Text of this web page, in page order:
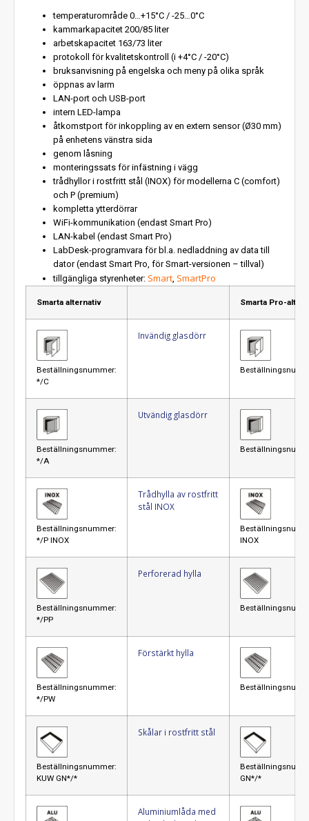
temperaturområde 0…+15°C / -25…0°C
kammarkapacitet 200/85 liter
arbetskapacitet 163/73 liter
protokoll för kvalitetskontroll (i +4°C / -20°C)
bruksanvisning på engelska och meny på olika språk
öppnas av larm
LAN-port och USB-port
intern LED-lampa
åtkomstport för inkoppling av en extern sensor (Ø30 mm)
på enhetens vänstra sida
genom låsning
monteringssats för infästning i vägg
trådhyllor i rostfritt stål (INOX) för modellerna C (comfort)
och P (premium)
kompletta ytterdörrar
WiFi-kommunikation (endast Smart Pro)
LAN-kabel (endast Smart Pro)
LabDesk-programvara för bl.a. nedladdning av data till
dator (endast Smart Pro, för Smart-versionen – tillval)
tillgängliga styrenheter: Smart, SmartPro
Smarta alternativ Smarta Pro-
Beställningsnummer:
*/C
Invändig glasdörr
Beställningsnummer:
*/A
Utvändig glasdörr
Beställningsnummer:
*/P INOX
Trådhylla av rostfritt
stål INOX
INOX
Beställningsnummer:
*/PP
Perforerad hylla
Beställningsnummer:
*/PW
Förstärkt hylla
Beställningsnummer:
KUW GN*/*
Skålar i rostfritt stål
GN*/*
Aluminiumlåda med